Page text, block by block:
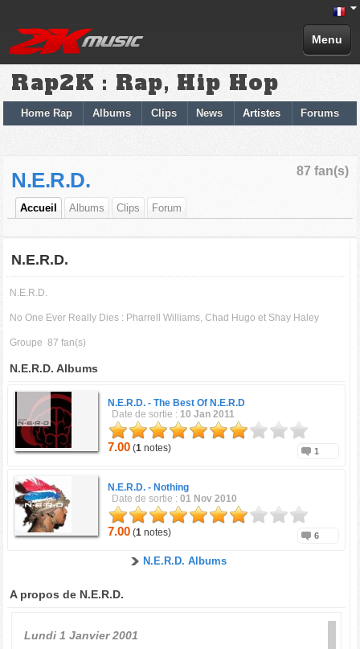
Menu
Rap2K : Rap, Hip Hop
Home Rap Albums Clips News Artistes Forums
87 fan(s)
N.E.R.D.
Accueil Albums Clips Forum
N.E.R.D.
N.E.R.D.
No One Ever Really Dies : Pharrell Williams, Chad Hugo et Shay Haley
Groupe 87 fan(s)
N.E.R.D. Albums
N.E.R.D. -The Best Of N.E.R.D
Date de sortie : 10 Jan 2011
7.00 (1 notes) 1
N.E.R.D. - Nothing
Date de sortie :01 Nov 2010
7.00 (1 notes) 6
N.E.R.D. Albums
A propos de N.E.R.D.
Lundi 1 Janvier 2001